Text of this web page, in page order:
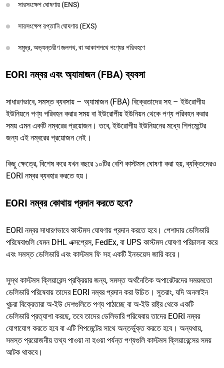
সারসংক্ষেপ ঘোষণায় (ENS)
সারসংক্ষেপ রপ্তানি ঘোষণায় (EXS)
সমুদ্র, অভ্যন্তরীণ জলপথ, বা আকাশপথে পণ্যের পরিবহণে
EORI নম্বর এবং অ্যামাজন (FBA) ব্যবসা
সাধারণভাবে, সমস্ত ব্যবসায় – অ্যামাজন (FBA) বিক্রেতাদের সহ – ইউরোপীয়
ইউনিয়নে পণ্য পরিবহন করার সময় বা ইউরোপীয় ইউনিয়ন থেকে পণ্য পরিবহন করার
সময় এমন একটি নম্বরের প্রয়োজন। তবে, ইউরোপীয় ইউনিয়নের মধ্যে শিপমেন্টের
জন্য এই নম্বরের প্রয়োজন নেই।
কিছু ক্ষেত্রে, বিশেষ করে যখন বছরে ১০টির বেশি কাস্টমস ঘোষণা করা হয়, ব্যক্তিদেরও
EORI নম্বর ব্যবহার করতে হয়।
EORI নম্বর কোথায় প্রদান করতে হবে?
EORI নম্বর সাধারণভাবে কাস্টমস ঘোষণায় প্রদান করতে হবে। পেশাদার ডেলিভারি
পরিষেবাগুলি যেমন DHL এক্সপ্রেস, FedEx, বা UPS কাস্টমস ঘোষণা পরিচালনা করে
এবং সমস্ত ডেলিভারি এবং কাস্টমস ফি সহ একটি ইনভয়েস জারি করে।
সুস্থ কাস্টমস ক্লিয়ারেন্স প্রক্রিয়ার জন্য, সমস্ত অর্থনৈতিক অপারেটরদের সময়মতো
ডেলিভারি পরিষেবায় তাদের EORI নম্বর প্রদান করা উচিত। সুতরাং, যদি অনলাইন
খুচরা বিক্রেতারা অ-ইউ দেশগুলিতে পণ্য পাঠাচ্ছে বা অ-ইউ রাষ্ট্র থেকে একটি
ডেলিভারি প্রত্যাশা করছে, তবে তাদের ডেলিভারি পরিষেবায় তাদের EORI নম্বর
যোগাযোগ করতে হবে বা এটি শিপমেন্টের সাথে অন্তর্ভুক্ত করতে হবে। অন্যথায়,
সমস্ত প্রয়োজনীয় তথ্য পাওয়া না হওয়া পর্যন্ত পণ্যগুলি কাস্টমস ক্লিয়ারেন্সের সময়
আটক থাকবে।